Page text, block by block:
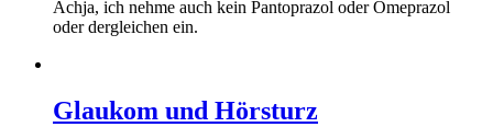
Achja, ich nehme auch kein Pantoprazol oder Omeprazol
oder dergleichen ein.
Glaukom und Hörsturz